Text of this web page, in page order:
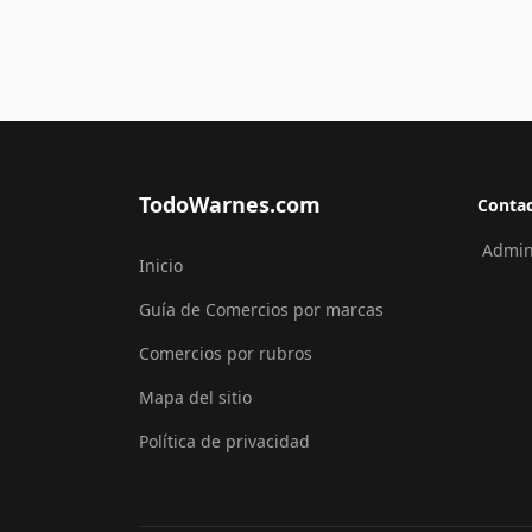
TodoWarnes.com
Inicio
Guía de Comercios por marcas
Comercios por rubros
Mapa del sitio
Política de privacidad